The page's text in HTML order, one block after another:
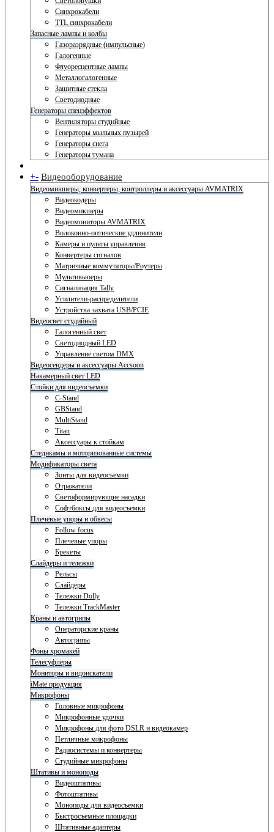
Синхрокабели
TTL синхрокабели
Запасные лампы и колбы
Газоразрядные (импульсные)
Галогенные
Флуоресцентные лампы
Металлогалогенные
Защитные стекла
Светодиодные
Генераторы спецэффектов
Вентиляторы студийные
Генераторы мыльных пузырей
Генераторы снега
Генераторы тумана
+- Видеооборудование
Видеомикшеры, конвертеры, контроллеры и аксессуары AVMATRIX
Видеокодеры
Видеомикшеры
Видеомониторы AVMATRIX
Волоконно-оптические удлинители
Камеры и пульты управления
Конвертеры сигналов
Матричные коммутаторы/Роутеры
Мультивьюеры
Сигнализация Tally
Усилители-распределители
Устройства захвата USB/PCIE
Видеосвет студийный
Галогенный свет
Светодиодный LED
Управление светом DMX
Видеосендеры и аксессуары Accsoon
Накамерный свет LED
Стойки для видеосъемки
C-Stand
GBStand
MultiStand
Titan
Аксессуары к стойкам
Стедикамы и моторизованные системы
Модификаторы света
Зонты для видеосъемки
Отражатели
Светоформирующие насадки
Софтбоксы для видеосъемки
Плечевые упоры и обвесы
Follow focus
Плечевые упоры
Брекеты
Слайдеры и тележки
Рельсы
Слайдеры
Тележки Dolly
Тележки TrackMaster
Краны и автогрипы
Операторские краны
Автогрипы
Фоны хромакей
Телесуфлеры
Мониторы и видоискатели
iMate продукция
Микрофоны
Головные микрофоны
Микрофонные удочки
Микрофоны для фото DSLR и видеокамер
Петличные микрофоны
Радиосистемы и конвертеры
Студийные микрофоны
Штативы и моноподы
Видеоштативы
Фотоштативы
Моноподы для видеосъемки
Быстросъемные площадки
Штативные адаптеры